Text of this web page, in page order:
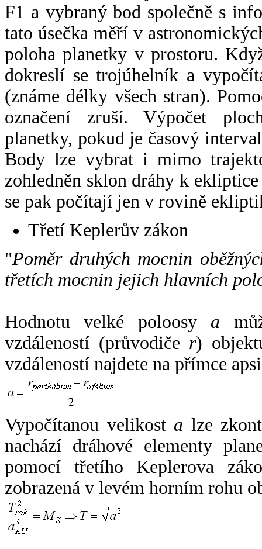
F1 a vybraný bod společně s
tato úsečka měří v
poloha planetky v prostoru.
dokreslí se trojúhelník a
(známe délky všech stran).
označení zruší. Výpočet
planetky, pokud je časový
Body lze vybrat i mimo
zohledněn sklon dráhy k
se pak počítají jen v rovině
Třetí Keplerův zákon
"Poměr druhých mocnin
třetích mocnin jejich hlavních
Hodnotu velké poloosy a
vzdáleností (průvodiče r)
vzdáleností najdete na přímce
Vypočítanou velikost a lze
nachází dráhové elementy
pomocí třetího Keplerova
zobrazená v levém horním rohu